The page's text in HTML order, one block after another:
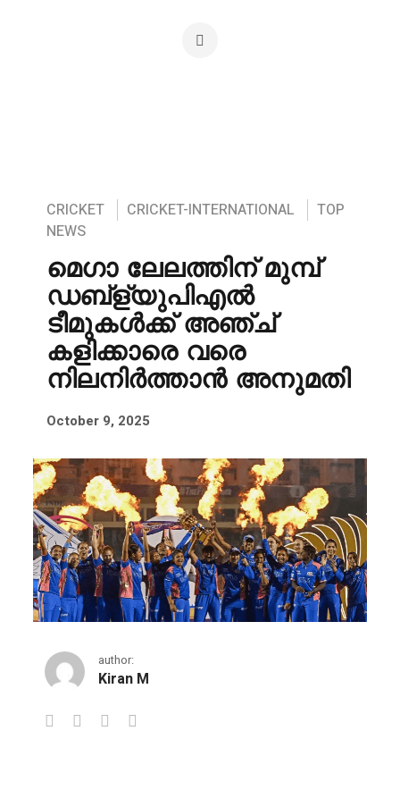
CRICKET CRICKET-INTERNATIONAL
TOP
NEWS
മെഗാ ലേലത്തിന് മുമ്പ്
ഡബ്ള്യുപിഎൽ
ടീമുകൾക്ക് അഞ്ച്
കളിക്കാരെ വരെ
നിലനിർത്താൻ അനുമതി
October 9, 2025
author:
Kiran M